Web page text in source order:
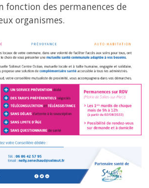
fonction des permanences de
organismes.